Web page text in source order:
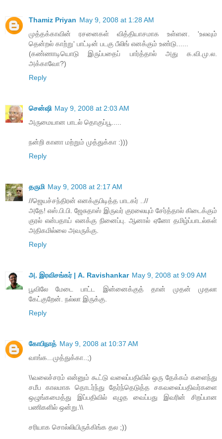
Thamiz Priyan May 9, 2008 at 1:28 AM
முத்தக்காவின் ரசனைகள் வித்தியாசமாக உள்ளன. 'உலவும்
தென்றல் காற்று' பாட்டின் படகு பீலிங் எனக்கும் உண்டு......
(கண்ணாடியொடு இருப்பதைப் பார்த்தால் அது க.வி.மு.ல.
அக்காவோ?)
Reply
சென்ஷி May 9, 2008 at 2:03 AM
அருமையான பாடல் தொகுப்பூ.....
நன்றி கானா மற்றும் முத்துக்கா :)))
Reply
தருமி May 9, 2008 at 2:17 AM
//ஜெயச்சந்திரன் எனக்குபிடித்த பாடகர் ..//
அதே! எஸ்.பி.பி. ஜேசுதாஸ் இருவர் குரலையும் சேர்த்தால் கிடைக்கும்
குரல் என்பதாய் எனக்கு நினைப்பு. ஆனால் ஏனோ தமிழ்ப்பாடல்கள்
அதிகமில்லை அவருக்கு.
Reply
அ. இரவிசங்கர் | A. Ravishankar May 9, 2008 at 9:09 AM
பூவிலே மேடை பாட்ட இன்னைக்குத் தான் முதன் முதலா
கேட்குறேன். நல்லா இருக்கு.
Reply
கோபிநாத் May 9, 2008 at 10:37 AM
வாங்க...முத்துக்கா..;)
\\வலைச்சரம் என்னும் கூட்டு வலைப்பதிவில் ஒரு தேக்கம் களைந்து
சமீப காலமாக தொடர்ந்து தேர்ந்தெடுத்த சகவலைப்பதிவர்களை
ஒழுங்கமைத்து இப்பதிவில் எழுத வைப்பது இவரின் சிறப்பான
பணிகளில் ஒன்று.\\
சரியாக சொல்லியிருக்கிங்க தல ;))